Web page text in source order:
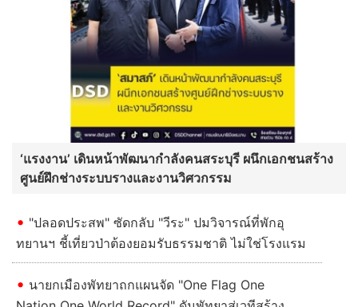
‘แรงงาน’ เดินหน้าพัฒนากำลังคนสระบุรี ผนึกเอกชนสร้าง
ศูนย์ฝึกช่างระบบรางและงานวิศวกรรม
"ปลอดประสพ" ซัดกลับ "วีระ" ปมวิจารณ์ที่พักอุ
ทยานฯ ชี้เที่ยวป่าต้องยอมรับธรรมชาติ ไม่ใช่โรงแรม
นายกเมืองพัทยาถกแผนจัด "One Flag One